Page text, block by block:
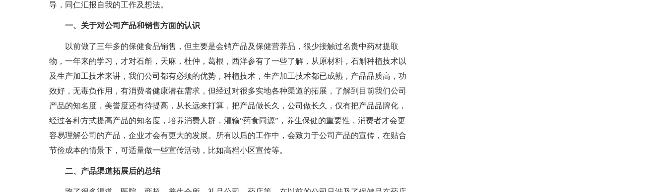
导，同仁汇报自我的工作及想法。
一、关于对公司产品和销售方面的认识
以前做了三年多的保健食品销售，但主要是会销产品及保健营养品，很少接触过名贵中药材提取
物，一年来的学习，才对石斛，天麻，杜仲，葛根，西洋参有了一些了解，从原材料，石斛种植技术以
及生产加工技术来讲，我们公司都有必须的优势，种植技术，生产加工技术都已成熟，产品品质高，功
效好，无毒负作用，有消费者健康潜在需求，但经过对很多实地各种渠道的拓展，了解到目前我们公司
产品的知名度，美誉度还有待提高，从长远来打算，把产品做长久，公司做长久，仅有把产品品牌化，
经过各种方式提高产品的知名度，培养消费人群，灌输“药食同源”，养生保健的重要性，消费者才会更
容易理解公司的产品，企业才会有更大的发展。所有以后的工作中，会致力于公司产品的宣传，在贴合
节俭成本的情景下，可适量做一些宣传活动，比如高档小区宣传等。
二、产品渠道拓展后的总结